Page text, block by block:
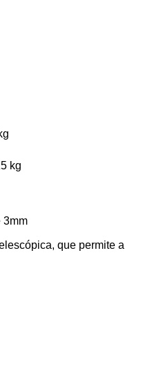
kg
3mm
que permite a